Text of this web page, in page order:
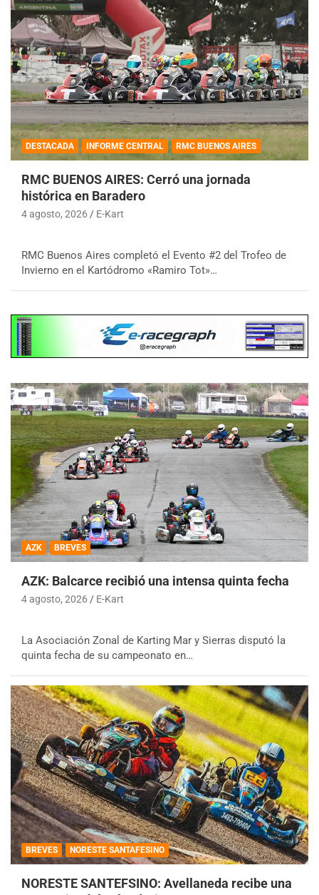
DESTACADA INFORME CENTRAL RMC BUENOS AIRES
RMC BUENOS AIRES: Cerró una jornada
histórica en Baradero
4 agosto, 2026 E-Kart
RMC Buenos Aires completó el Evento #2 del Trofeo de
Invierno en el Kartódromo «Ramiro Tot»…
AZK BREVES
AZK: Balcarce recibió una intensa quinta fecha
4 agosto, 2026 E-Kart
La Asociación Zonal de Karting Mar y Sierras disputó la
quinta fecha de su campeonato en…
BREVES NORESTE SANTAFESINO
NORESTE SANTEFSINO: Avellaneda recibe una